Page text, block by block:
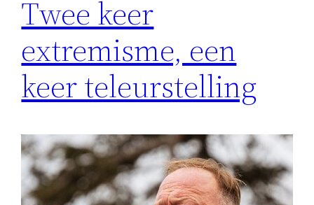
Twee keer
extremisme, een
keer teleurstelling